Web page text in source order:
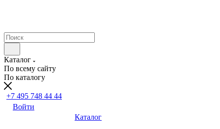
Каталог
По всему сайту
По каталогу
+7 495 748 44 44
Войти
Каталог